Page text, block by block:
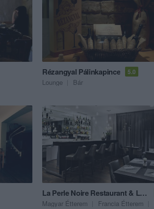
Rézangyal Pálinkapince 5.0
Lounge Bár
La Perle Noire Restaurant & Lounge
Magyar Étterem Francia Étterem